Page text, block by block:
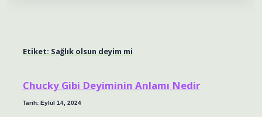
Etiket: Sağlık olsun deyim mi
Chucky Gibi Deyiminin Anlamı Nedir
Tarih: Eylül 14, 2024